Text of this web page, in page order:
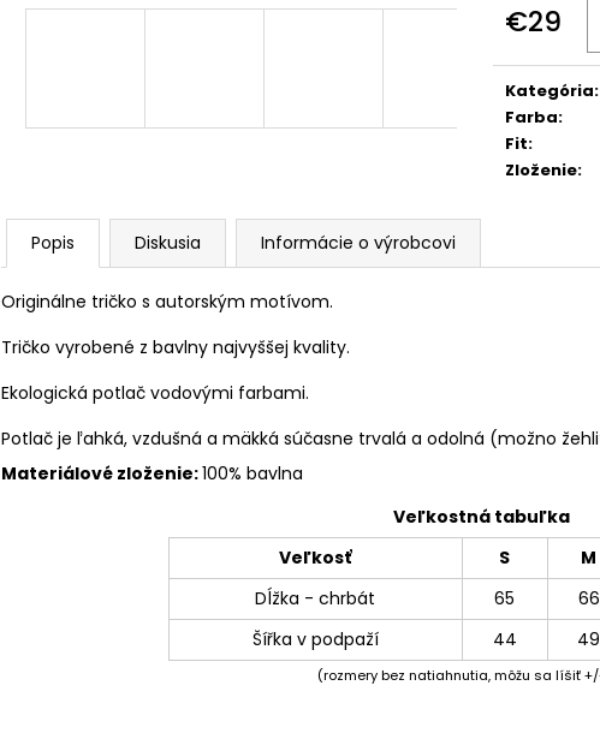
€29
cena:
Kategória:
Farba:
Fit:
Zloženie:
Popis Diskusia Informácie o výrobcovi
Originálne tričko s autorským motívom.
Tričko vyrobené z bavlny najvyššej kvality.
Ekologická potlač vodovými farbami.
Potlač je ľahká, vzdušná a mäkká súčasne trvalá a odolná (možno
Materiálové zloženie:100% bavlna
Veľkostná tabuľka
Veľkosť
S M
Dĺžka - chrbát
65 66
Šířka v podpaží
44 49
(rozmery bez natiahnutia, môžu sa líšiť